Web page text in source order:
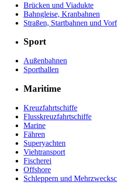
Brücken und Viadukte
Bahngleise, Kranbahnen
Straßen, Startbahnen und
Sport
Außenbahnen
Sporthallen
Maritime
Kreuzfahrtschiffe
Flusskreuzfahrtschiffe
Marine
Fähren
Superyachten
Viehtransport
Fischerei
Offshore
Schleppern und